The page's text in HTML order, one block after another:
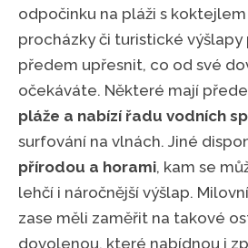
odpočinku na pláži s
procházky či turistické výšlapy
předem upřesnit, co od své
očekáváte. Některé mají
pláže a nabízí řadu vodních
surfování na vlnách. Jiné
přírodou a horami, kam se
lehčí i náročnější výšlap.
zase měli zaměřit na takové
dovolenou, které nabídnou i